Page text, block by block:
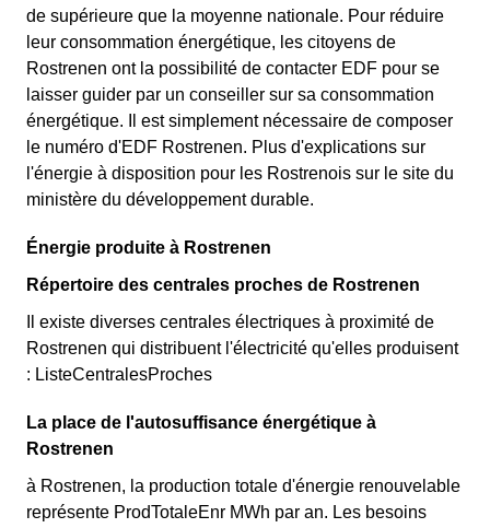
de supérieure que la moyenne nationale. Pour réduire
leur consommation énergétique, les citoyens de
Rostrenen ont la possibilité de contacter EDF pour se
laisser guider par un conseiller sur sa consommation
énergétique. Il est simplement nécessaire de composer
le numéro d'EDF Rostrenen. Plus d'explications sur
l'énergie à disposition pour les Rostrenois sur le site du
ministère du développement durable.
Énergie produite à Rostrenen
Répertoire des centrales proches de Rostrenen
Il existe diverses centrales électriques à proximité de
Rostrenen qui distribuent l'électricité qu'elles produisent
: ListeCentralesProches
La place de l'autosuffisance énergétique à
Rostrenen
à Rostrenen, la production totale d'énergie renouvelable
représente ProdTotaleEnr MWh par an. Les besoins